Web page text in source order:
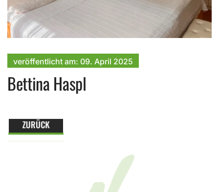
veröffentlicht am: 09. April 2025
Bettina Haspl
ZURÜCK